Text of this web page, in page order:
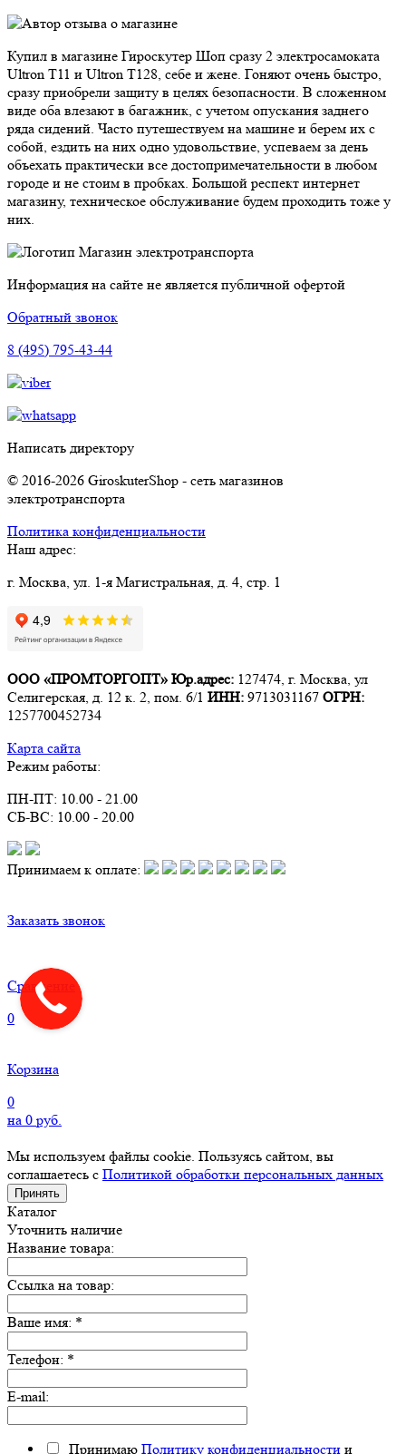
Купил в магазине Гироскутер Шоп сразу 2 электросамоката
Ultron T11 и Ultron T128, себе и жене. Гоняют очень быстро,
сразу приобрели защиту в целях безопасности. В сложенном
виде оба влезают в багажник, с учетом опускания заднего
ряда сидений. Часто путешествуем на машине и берем их с
собой, ездить на них одно удовольствие, успеваем за день
объехать практически все достопримечательности в любом
городе и не стоим в пробках. Большой респект интернет
магазину, техническое обслуживание будем проходить тоже у
них.
Магазин электротранспорта
Информация на сайте не является публичной офертой
Обратный звонок
8 (495) 795-43-44
Написать директору
© 2016-2026 GiroskuterShop - сеть магазинов
электротранспорта
Политика конфиденциальности
Наш адрес:
г. Москва, ул. 1-я Магистральная, д. 4, стр. 1
ООО «ПРОМТОРГОПТ» Юр.адрес: 127474, г. Москва, ул
Селигерская, д. 12 к. 2, пом. 6/1 ИНН: 9713031167 ОГРН:
1257700452734
Карта сайта
Режим работы:
ПН-ПТ: 10.00 - 21.00
СБ-ВС: 10.00 - 20.00
Принимаем к оплате:
Заказать звонок
Сравнение
0
Корзина
0
на 0 руб.
Мы используем файлы cookie. Пользуясь сайтом, вы
соглашаетесь с Политикой обработки персональных данных
Принять
Каталог
Уточнить наличие
Название товара:
Ссылка на товар:
Ваше имя: *
Телефон: *
E-mail:
Принимаю Политику конфиденциальности и